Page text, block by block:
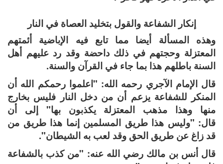
إنكار الشفاعة والقول بتخليد العصاة في النار
وهذه المسألة أيضا مما تابع فيه الإباضية أئمتهم
المعتزلة وحجتهم في ذلك داحضة وقد رد عليهم أهل
السنة باطلهم هذا بما جاء في القرآن والسنة.
قال الإمام الآجري رحمه الله: "اعلموا رحمكم الله أن
المنكر للشفاعة يزعم أن من دخل النار فليس بخارج
منها وهذا مذهب المعتزلة يكذبون بها" إلى أن
قال: "وليس هذا طريق المسلمين إنما هذا طريق من
قد زاغ عن طريق الحق وقد لعب به الشيطان".
قال أنس بن مالك رضي الله عنه: "من كذب بالشفاعة